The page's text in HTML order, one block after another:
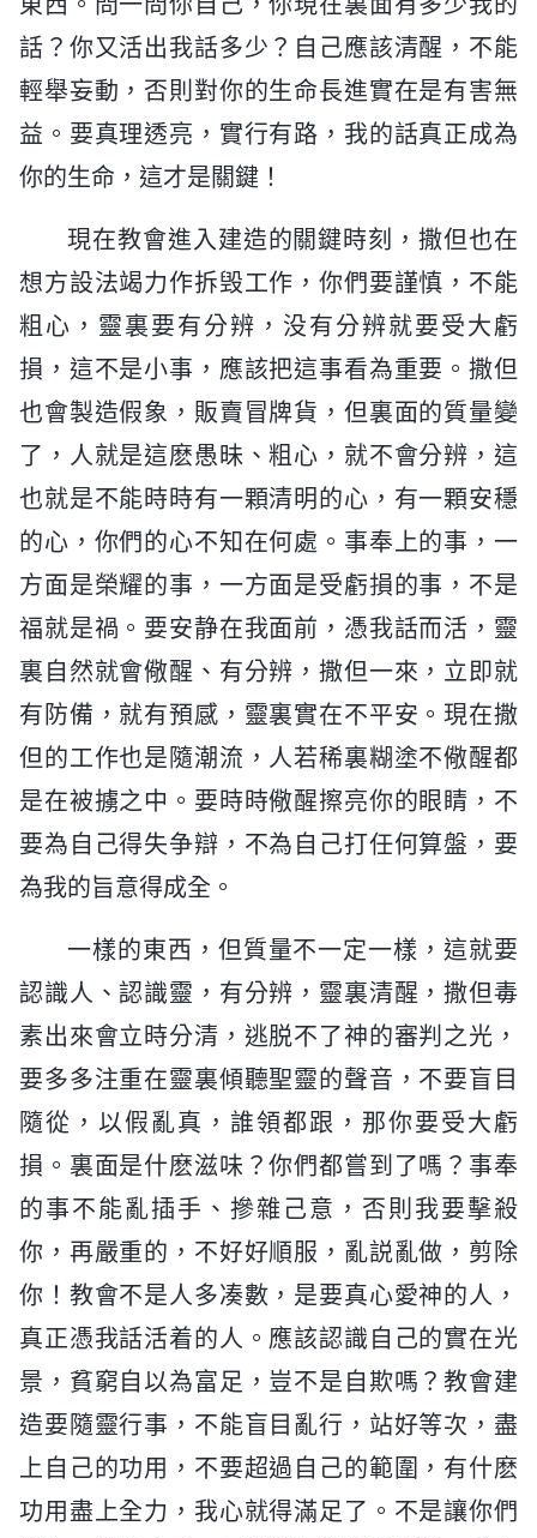
話？你又活出我話多少？自己應該清醒，不能
輕舉妄動，否則對你的生命長進實在是有害無
益。要真理透亮，實行有路，我的話真正成為
你的生命，這才是關鍵！
現在教會進入建造的關鍵時刻，撒但也在
想方設法竭力作拆毁工作，你們要謹慎，不能
粗心，靈裏要有分辨，没有分辨就要受大虧
損，這不是小事，應該把這事看為重要。撒但
也會製造假象，販賣冒牌貨，但裏面的質量變
了，人就是這麽愚昧、粗心，就不會分辨，這
也就是不能時時有一顆清明的心，有一顆安穩
的心，你們的心不知在何處。事奉上的事，一
方面是榮耀的事，一方面是受虧損的事，不是
福就是禍。要安静在我面前，憑我話而活，靈
裏自然就會儆醒、有分辨，撒但一來，立即就
有防備，就有預感，靈裏實在不平安。現在撒
但的工作也是隨潮流，人若稀裏糊塗不儆醒都
是在被擄之中。要時時儆醒擦亮你的眼睛，不
要為自己得失争辯，不為自己打任何算盤，要
為我的旨意得成全。
一樣的東西，但質量不一定一樣，這就要
認識人、認識靈，有分辨，靈裏清醒，撒但毒
素出來會立時分清，逃脱不了神的審判之光，
要多多注重在靈裏傾聽聖靈的聲音，不要盲目
隨從，以假亂真，誰領都跟，那你要受大虧
損。裏面是什麽滋味？你們都嘗到了嗎？事奉
的事不能亂插手、摻雜己意，否則我要擊殺
你，再嚴重的，不好好順服，亂説亂做，剪除
你！教會不是人多凑數，是要真心愛神的人，
真正憑我話活着的人。應該認識自己的實在光
景，貧窮自以為富足，豈不是自欺嗎？教會建
造要隨靈行事，不能盲目亂行，站好等次，盡
上自己的功用，不要超過自己的範圍，有什麽
功用盡上全力，我心就得滿足了。不是讓你們